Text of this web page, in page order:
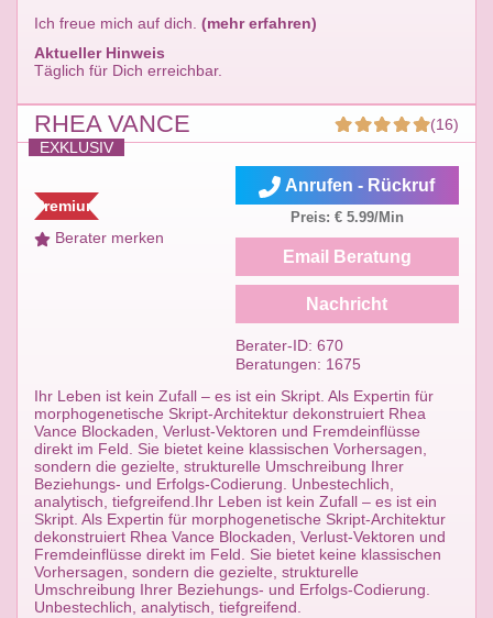
Ich freue mich auf dich. (mehr erfahren)
Aktueller Hinweis
Täglich für Dich erreichbar.
RHEA VANCE
(16)
EXKLUSIV
Premium
Berater merken
​Ihr Leben ist kein Zufall – es ist ein Skript. Als Expertin für
morphogenetische Skript-Architektur dekonstruiert Rhea
Vance Blockaden, Verlust-Vektoren und Fremdeinflüsse
direkt im Feld. Sie bietet keine klassischen Vorhersagen,
sondern die gezielte, strukturelle Umschreibung Ihrer
Beziehungs- und Erfolgs-Codierung. Unbestechlich,
analytisch, tiefgreifend.Ihr Leben ist kein Zufall – es ist ein
Skript. Als Expertin für morphogenetische Skript-Architektur
dekonstruiert Rhea Vance Blockaden, Verlust-Vektoren und
Fremdeinflüsse direkt im Feld. Sie bietet keine klassischen
Vorhersagen, sondern die gezielte, strukturelle
Umschreibung Ihrer Beziehungs- und Erfolgs-Codierung.
Unbestechlich, analytisch, tiefgreifend.
Anrufen - Rückruf
Preis: € 5.99/Min
Email Beratung
Nachricht
Berater-ID: 670
Beratungen: 1675